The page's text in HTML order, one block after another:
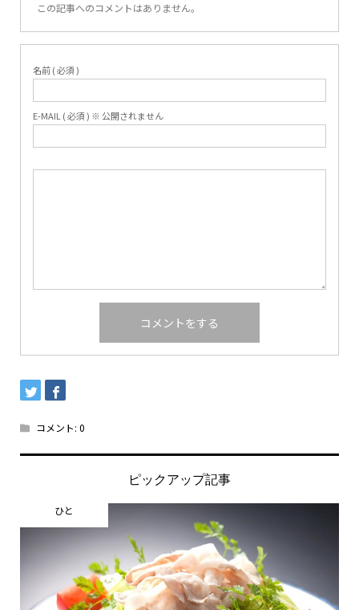
この記事へのコメントはありません。
名前 ( 必須 )
E-MAIL ( 必須 ) ※ 公開されません
コメント: 0
ピックアップ記事
ひと